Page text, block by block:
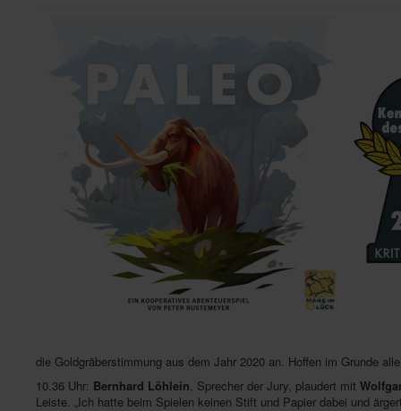
die Goldgräberstimmung aus dem Jahr 2020 an. Hoffen im Grunde
10.36 Uhr: Bernhard Löhlein, Sprecher der Jury, plaudert mit
Leiste. „Ich hatte beim Spielen keinen Stift und Papier dabei und